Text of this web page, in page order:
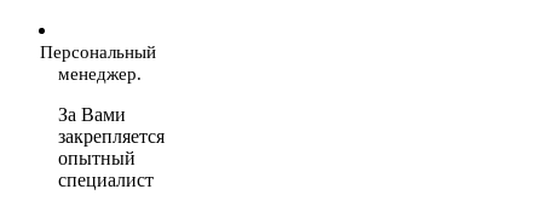
Персональный
менеджер.
За Вами
закрепляется
опытный
специалист